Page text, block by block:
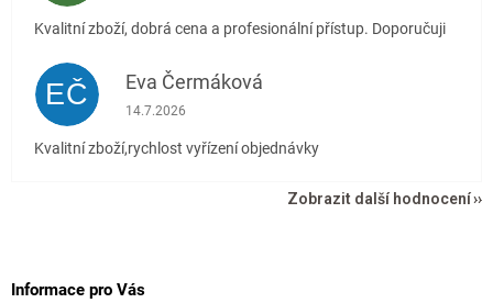
Kvalitní zboží, dobrá cena a profesionální přístup. Doporučuji
EČ Eva Čermáková
Hodnocení obchodu je 5 z 5 hvězdiček.
14.7.2026
Kvalitní zboží,rychlost vyřízení objednávky
Zobrazit další hodnocení
Informace pro Vás